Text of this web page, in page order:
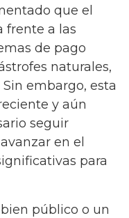
que el
frente a las
de pago
naturales,
embargo, esta
y aún
seguir
en el
para
público o un